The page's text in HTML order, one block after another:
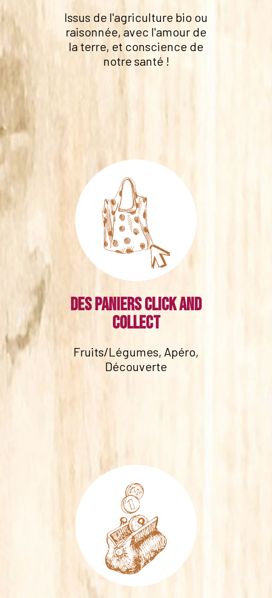
Issus de l'agriculture bio ou
raisonnée, avec l'amour de
la terre, et conscience de
notre santé !
Des paniers click and
collect
Fruits/Légumes, Apéro,
Découverte